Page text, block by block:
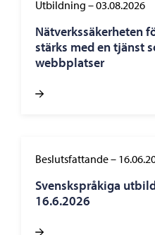
Utbildning –03.08.2026
Nätverkssäkerheten
stärks med en tjänst
webbplatser
Beslutsfattande–
Svenskspråkiga
16.6.2026